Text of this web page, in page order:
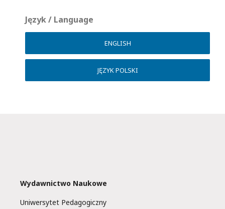
Język / Language
ENGLISH
JĘZYK POLSKI
Wydawnictwo Naukowe
Uniwersytet Pedagogiczny